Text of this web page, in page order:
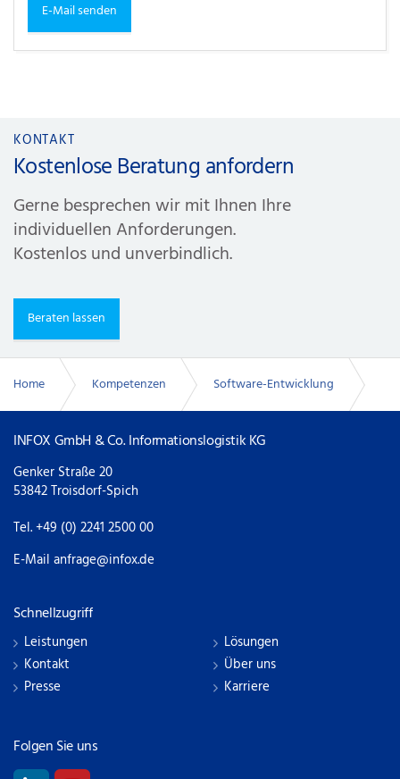
E-Mail senden
KONTAKT
Kostenlose Beratung anfordern
Gerne besprechen wir mit Ihnen Ihre
individuellen Anforderungen.
Kostenlos und unverbindlich.
Beraten lassen
Home Kompetenzen Software-Entwicklung
Individuelle Software-Entwicklung
INFOX GmbH & Co. Informationslogistik KG
Genker Straße 20
53842 Troisdorf-Spich
Tel. +49 (0) 2241 2500 00
E-Mail anfrage@infox.de
Schnellzugriff
Leistungen
Lösungen
Kontakt
Über uns
Presse
Karriere
Folgen Sie uns